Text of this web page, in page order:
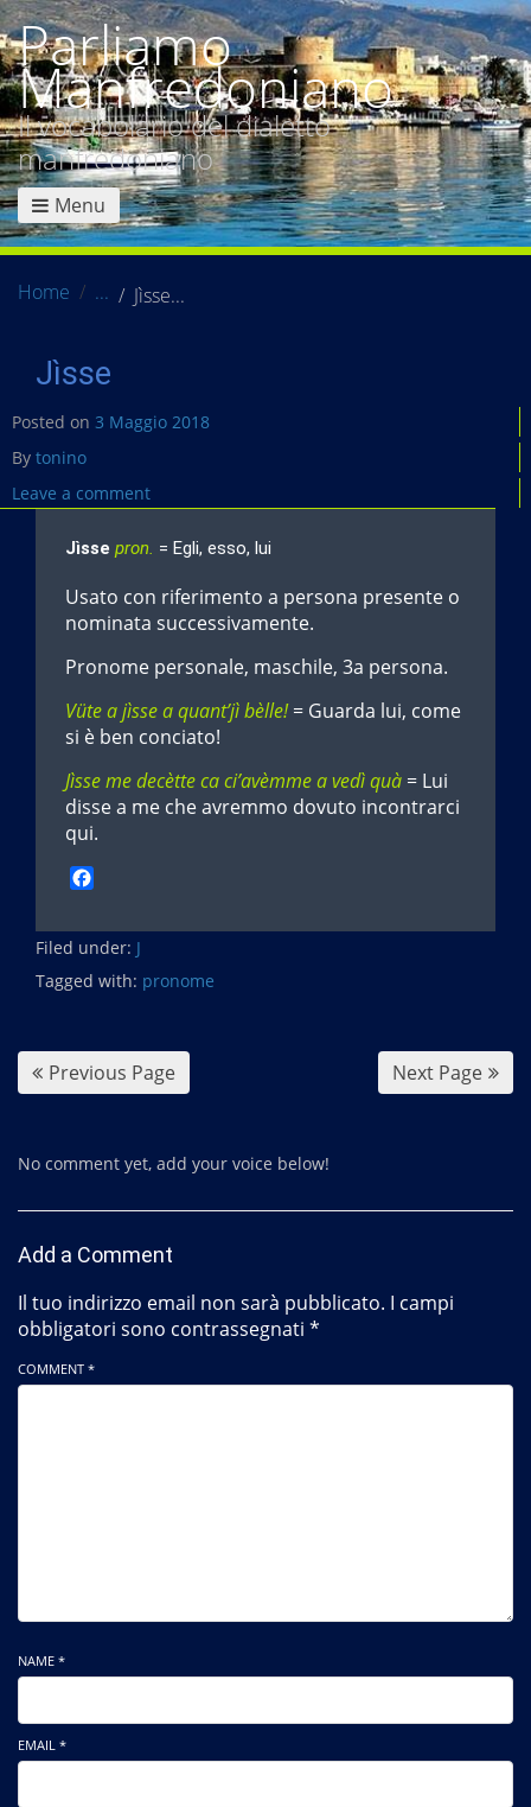
Parliamo
Manfredoniano
Il vocabolario del dialetto
manfredoniano
Menu
Home Jìsse
Jìsse
Posted on 3 Maggio 2018
By tonino
Leave a comment
Jìsse pron. = Egli, esso, lui
Usato con riferimento a persona presente o
nominata successivamente.
Pronome personale, maschile, 3a persona.
Vüte a jìsse a quant’jì bèlle!= Guarda lui, come
si è ben conciato!
Jìsse me decètte ca ci’avèmme a vedì quà = Lui
disse a me che avremmo dovuto incontrarci
qui.
c
e
b
Filed under: J
Tagged with: pronome
Previous Page Next Page
No comment yet, add your voice below!
Add a Comment
Il tuo indirizzo email non sarà pubblicato. I campi
obbligatori sono contrassegnati *
COMMENT *
NAME *
EMAIL *